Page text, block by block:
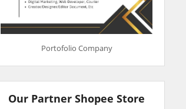
Portofolio Company
Our Partner Shopee Store